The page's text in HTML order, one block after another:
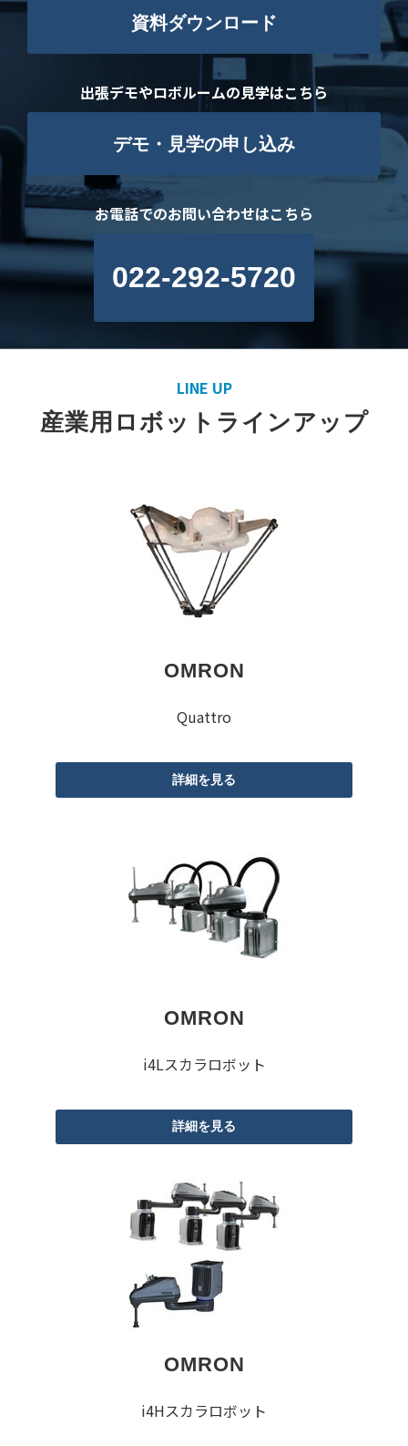
資料ダウンロード
出張デモやロボルームの見学はこちら
デモ・見学の申し込み
お電話でのお問い合わせはこちら
022-292-5720
LINE UP​​​
産業用ロボットラインアップ
OMRON
Quattro
詳細を見る
OMRON
i4Lスカラロボット
詳細を見る
OMRON
i4Hスカラロボット